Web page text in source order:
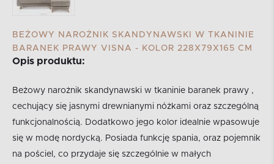
BEŻOWY NAROŻNIK SKANDYNAWSKI W TKANINIE
BARANEK PRAWY VISNA - KOLOR 228X79X165 CM
Opis produktu:
Beżowy narożnik skandynawski w tkaninie baranek prawy ,
cechujący się jasnymi drewnianymi nóżkami oraz szczególną
funkcjonalnością. Dodatkowo jego kolor idealnie wpasowuje
się w modę nordycką. Posiada funkcję spania, oraz pojemnik
na pościel, co przydaje się szczególnie w małych